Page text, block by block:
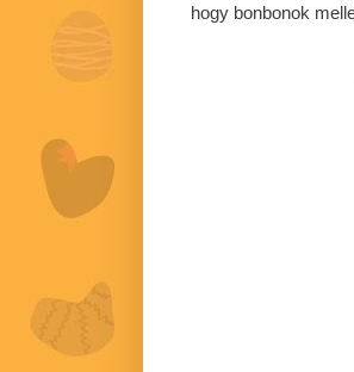
hogy bonbonok